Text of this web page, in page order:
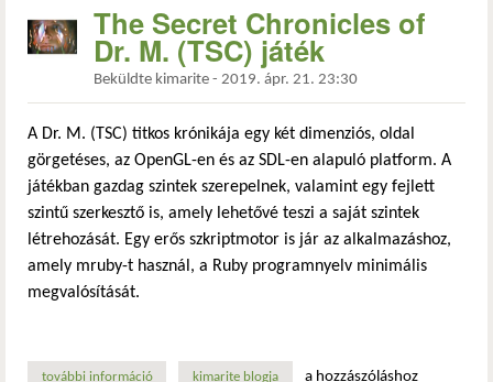
The Secret Chronicles of
Dr. M. (TSC) játék
Beküldte kimarite - 2019. ápr. 21. 23:30
A Dr. M. (TSC) titkos krónikája egy két dimenziós, oldal
görgetéses, az OpenGL-en és az SDL-en alapuló platform. A
játékban gazdag szintek szerepelnek, valamint egy fejlett
szintű szerkesztő is, amely lehetővé teszi a saját szintek
létrehozását. Egy erős szkriptmotor is jár az alkalmazáshoz,
amely mruby-t használ, a Ruby programnyelv minimális
megvalósítását.
további információthe secret chronicles of dr. m. (tsc) játék tartalommal
kimarite blogja a hozzászóláshoz